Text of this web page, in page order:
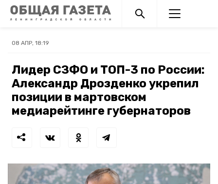
08 АПР, 18:19
Лидер СЗФО и ТОП-3 по России:
Александр Дрозденко укрепил
позиции в мартовском
медиарейтинге губернаторов